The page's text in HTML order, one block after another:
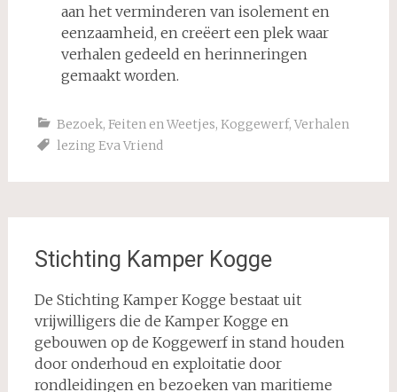
aan het verminderen van isolement en
eenzaamheid, en creëert een plek waar
verhalen gedeeld en herinneringen
gemaakt worden.
Bezoek, Feiten en Weetjes, Koggewerf, Verhalen
lezing Eva Vriend
Stichting Kamper Kogge
De Stichting Kamper Kogge bestaat uit
vrijwilligers die de Kamper Kogge en
gebouwen op de Koggewerf in stand houden
door onderhoud en exploitatie door
rondleidingen en bezoeken van maritieme